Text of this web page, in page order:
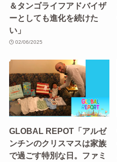
＆タンゴライフアドバイザ
ーとしても進化を続けた
い」
02/06/2025
GLOBAL REPOT「アルゼ
ンチンのクリスマスは家族
で過ごす特別な日。ファミ